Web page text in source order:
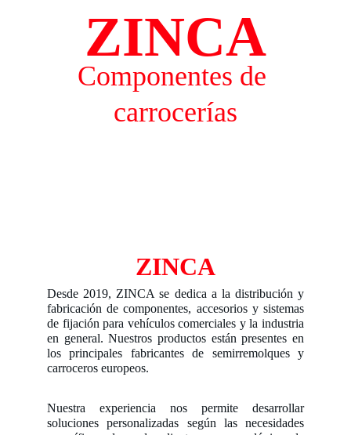
ZINCA
Componentes de
carrocerías
ZINCA
Desde 2019, ZINCA se dedica a la distribución y
fabricación de componentes, accesorios y sistemas
de fijación para vehículos comerciales y la industria
en general. Nuestros productos están presentes en
los principales fabricantes de semirremolques y
carroceros europeos.
Nuestra experiencia nos permite desarrollar
soluciones personalizadas según las necesidades